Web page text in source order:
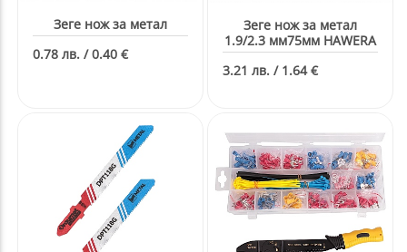
Зеге нож за метал
0.78 лв. / 0.40 €
Зеге нож за метал
1.9/2.3 мм75мм HAWERA
3.21 лв. / 1.64 €